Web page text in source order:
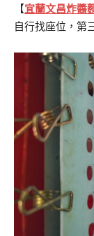
【宜蘭文昌炸醬
自行找座位，第